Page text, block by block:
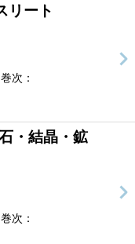
リート
巻次：
・結晶・鉱
巻次：